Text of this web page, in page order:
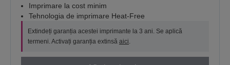
Imprimare la cost minim
Tehnologia de imprimare Heat-Free
Extindeți garanția acestei imprimante la 3 ani. Se aplică
termeni. Activați garanția extinsă aici.